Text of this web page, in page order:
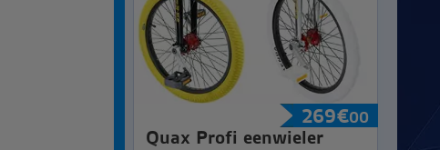
269€00
Quax Profi eenwieler